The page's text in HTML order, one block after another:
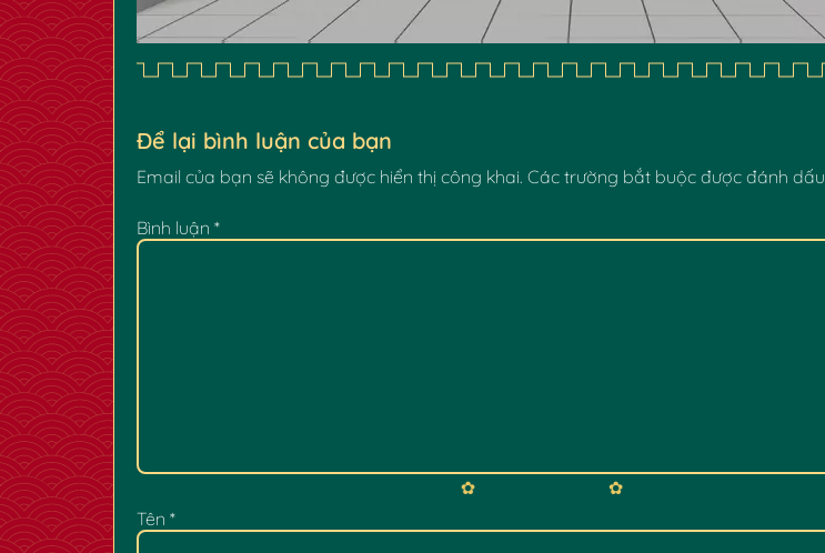
Để lại bình luận của bạn
Email của bạn sẽ không được hiển thị công khai. Các trường bắt buộc được đánh dấu
Bình luận *
Tên *